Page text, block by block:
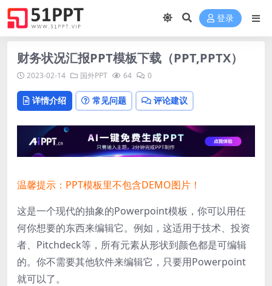
登录
财务状况汇报PPT模板下载（PPT,PPTX）
2023-02-14 国外PPT 64 0
详情介绍 常见问题 评论建议
温馨提示：PPT模板里不包含DEMO图片！
这是一个现代的抽象的Powerpoint模板，你可以用任
何你想要的东西来编辑它。例如，这适用于技术、投资
者、Pitchdeck等，所有元素从形状到颜色都是可编辑
的。你不需要其他软件来编辑它，只要用Powerpoint
就可以了。